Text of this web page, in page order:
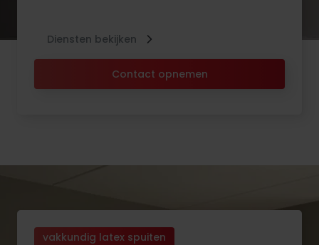
Contact opnemen
Diensten bekijken
vakkundig latex spuiten